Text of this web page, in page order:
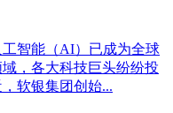
智能（AI）已成为全球
，各大科技巨头纷纷投
软银集团创始...